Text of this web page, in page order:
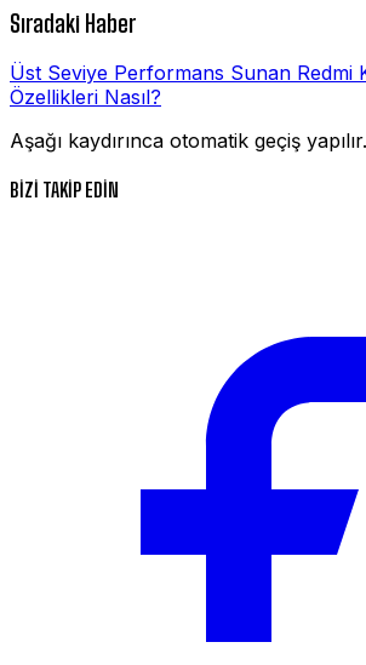
Sıradaki Haber
Üst Seviye Performans Sunan Redmi
Özellikleri Nasıl?
Aşağı kaydırınca otomatik geçiş yapılır.
BİZİ TAKİP EDİN